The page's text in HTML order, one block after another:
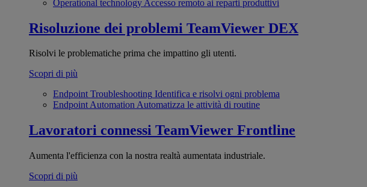
Operational technology Accesso remoto ai reparti produttivi
Risoluzione dei problemi TeamViewer DEX
Risolvi le problematiche prima che impattino gli utenti.
Scopri di più
Endpoint Troubleshooting Identifica e risolvi ogni problema
Endpoint AutomationAutomatizza le attività di routine
Lavoratori connessi TeamViewer Frontline
Aumenta l'efficienza con la nostra realtà aumentata industriale.
Scopri di più